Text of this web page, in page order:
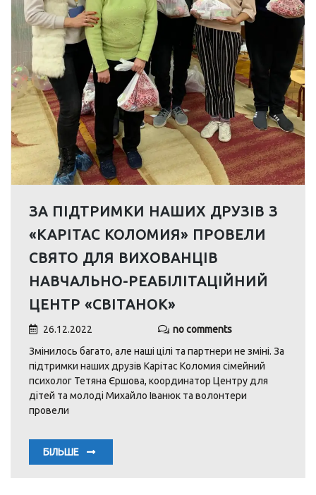
ЗА ПІДТРИМКИ НАШИХ ДРУЗІВ З
«КАРІТАС КОЛОМИЯ» ПРОВЕЛИ
СВЯТО ДЛЯ ВИХОВАНЦІВ
НАВЧАЛЬНО-РЕАБІЛІТАЦІЙНИЙ
ЦЕНТР «СВІТАНОК»
26.12.2022
no comments
Змінилось багато, але наші цілі та партнери не зміні. За
підтримки наших друзів Карітас Коломия сімейний
психолог Тетяна Єршова, координатор Центру для
дітей та молоді Михайло Іванюк та волонтери
провели
БІЛЬШЕ